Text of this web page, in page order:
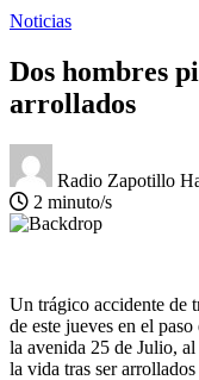
Noticias
Dos hombres
arrollados
Radio Zapotillo
2 minuto/s
Un trágico accidente de
de este jueves en el
la avenida 25 de Julio,
la vida tras ser